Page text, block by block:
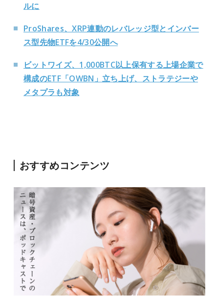
ルに
ProShares、XRP連動のレバレッジ型とインバー
ス型先物ETFを4/30公開へ
ビットワイズ、1,000BTC以上保有する上場企業で
構成のETF「OWBN」立ち上げ、ストラテジーや
メタプラも対象
おすすめコンテンツ